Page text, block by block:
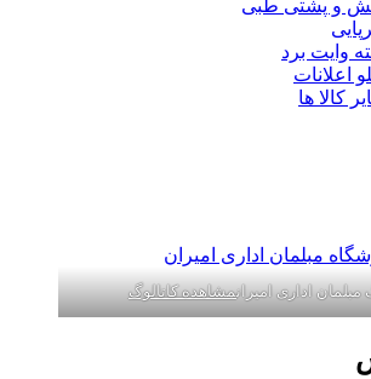
و پشتی طبی
وایت برد
اعلانات
کالا ها
مبلمان اداری امیرانمشاهده کاتالوگ